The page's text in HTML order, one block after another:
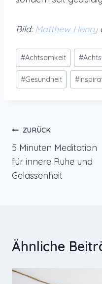
Bild: Matthew Henry
Schlagworte:
#Achtsamkeit #
#Gesundheit #
ZURÜCK
5 Minuten Meditation
für innere Ruhe und
Gelassenheit
Ähnliche